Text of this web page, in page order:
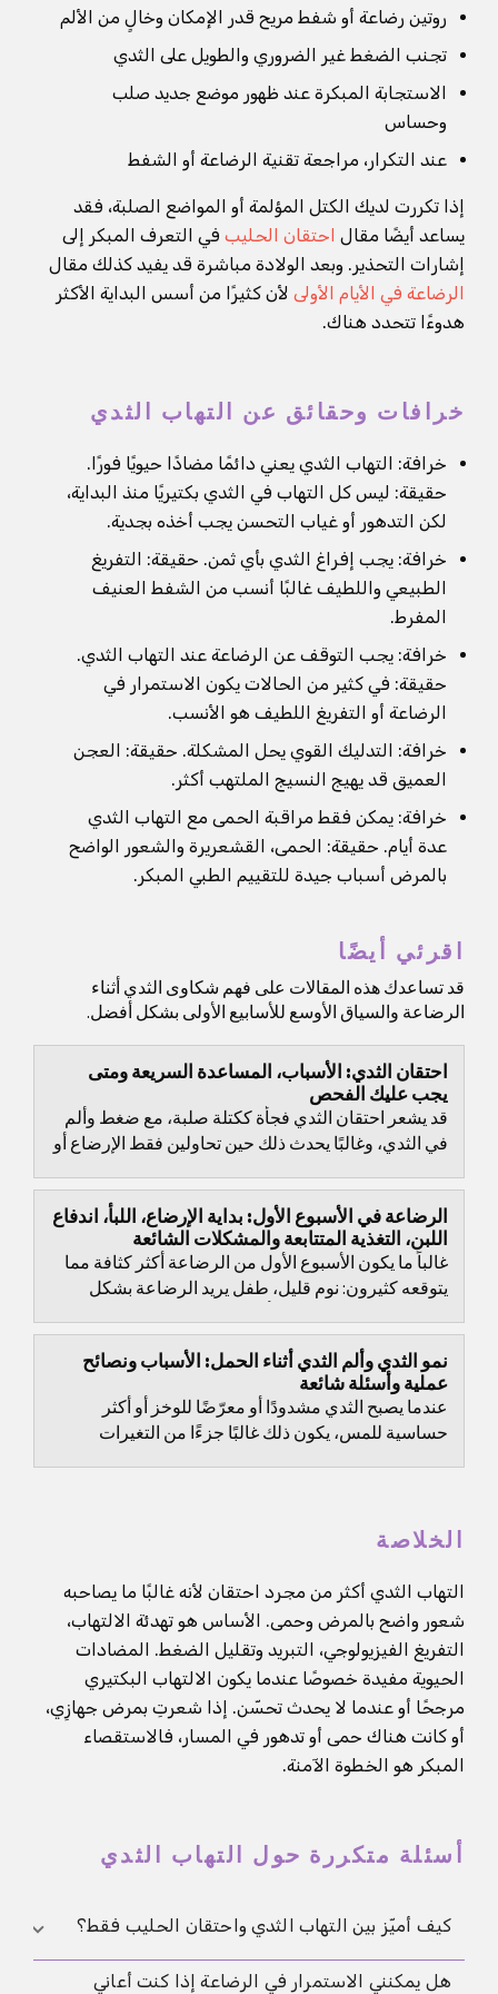
روتين رضاعة أو شفط مريح قدر الإمكان وخالٍ من الألم
تجنب الضغط غير الضروري والطويل على الثدي
الاستجابة المبكرة عند ظهور موضع جديد صلب
وحساس
عند التكرار، مراجعة تقنية الرضاعة أو الشفط
إذا تكررت لديك الكتل المؤلمة أو المواضع الصلبة، فقد
يساعد أيضًا مقال احتقان الحليب في التعرف المبكر إلى
إشارات التحذير. وبعد الولادة مباشرة قد يفيد كذلك مقال
الرضاعة في الأيام الأولى لأن كثيرًا من أسس البداية الأكثر
هدوءًا تتحدد هناك.
خرافات وحقائق عن التهاب الثدي
خرافة: التهاب الثدي يعني دائمًا مضادًا حيويًا فورًا.
حقيقة: ليس كل التهاب في الثدي بكتيريًا منذ البداية،
لكن التدهور أو غياب التحسن يجب أخذه بجدية.
خرافة: يجب إفراغ الثدي بأي ثمن. حقيقة: التفريغ
الطبيعي واللطيف غالبًا أنسب من الشفط العنيف
المفرط.
خرافة: يجب التوقف عن الرضاعة عند التهاب الثدي.
حقيقة: في كثير من الحالات يكون الاستمرار في
الرضاعة أو التفريغ اللطيف هو الأنسب.
خرافة: التدليك القوي يحل المشكلة. حقيقة: العجن
العميق قد يهيج النسيج الملتهب أكثر.
خرافة: يمكن فقط مراقبة الحمى مع التهاب الثدي
عدة أيام. حقيقة: الحمى، القشعريرة والشعور الواضح
بالمرض أسباب جيدة للتقييم الطبي المبكر.
اقرئي أيضًا
قد تساعدك هذه المقالات على فهم شكاوى الثدي أثناء
الرضاعة والسياق الأوسع للأسابيع الأولى بشكل أفضل.
احتقان الثدي: الأسباب، المساعدة السريعة ومتى
يجب عليك الفحص
قد يشعر احتقان الثدي فجأة ككتلة صلبة، مع ضغط وألم
في الثدي، وغالبًا يحدث ذلك حين تحاولين فقط الإرضاع أو
الرضاعة في الأسبوع الأول: بداية الإرضاع، اللبأ، اندفاع
اللبن، التغذية المتتابعة والمشكلات الشائعة
غالباً ما يكون الأسبوع الأول من الرضاعة أكثر كثافة مما
يتوقعه كثيرون: نوم قليل، طفل يريد الرضاعة بشكل
نمو الثدي وألم الثدي أثناء الحمل: الأسباب ونصائح
عملية وأسئلة شائعة
عندما يصبح الثدي مشدودًا أو معرّضًا للوخز أو أكثر
حساسية للمس، يكون ذلك غالبًا جزءًا من التغيرات
الخلاصة
التهاب الثدي أكثر من مجرد احتقان لأنه غالبًا ما يصاحبه
شعور واضح بالمرض وحمى. الأساس هو تهدئة الالتهاب،
التفريغ الفيزيولوجي، التبريد وتقليل الضغط. المضادات
الحيوية مفيدة خصوصًا عندما يكون الالتهاب البكتيري
مرجحًا أو عندما لا يحدث تحسّن. إذا شعرتِ بمرض جهازِي،
أو كانت هناك حمى أو تدهور في المسار، فالاستقصاء
المبكر هو الخطوة الآمنة.
أسئلة متكررة حول التهاب الثدي
كيف أميّز بين التهاب الثدي واحتقان الحليب فقط؟
هل يمكنني الاستمرار في الرضاعة إذا كنت أعاني